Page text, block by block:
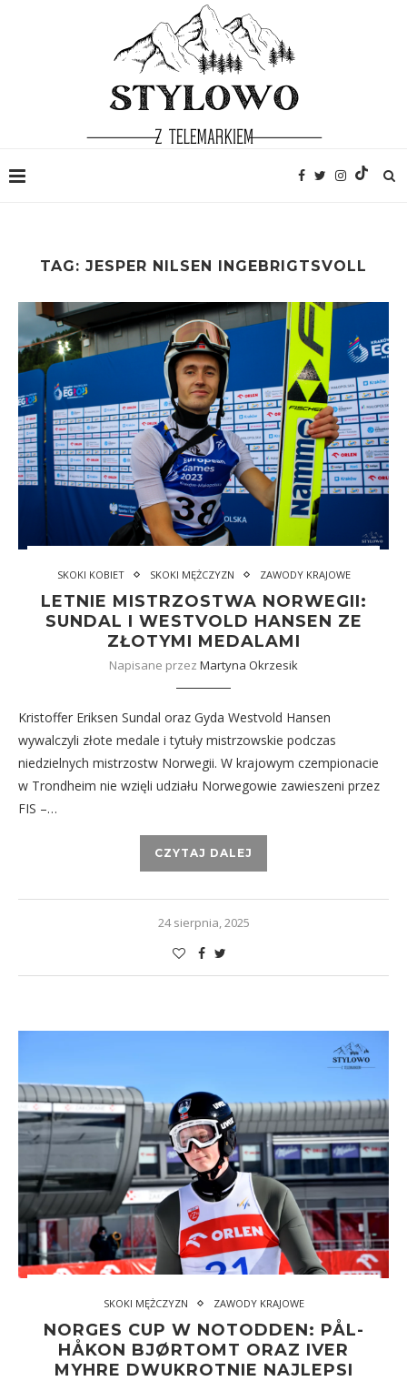
TAG: JESPER NILSEN INGEBRIGTSVOLL
SKOKI KOBIET SKOKI MĘŻCZYZN ZAWODY KRAJOWE
LETNIE MISTRZOSTWA NORWEGII:
SUNDAL I WESTVOLD HANSEN ZE
ZŁOTYMI MEDALAMI
Napisane przez Martyna Okrzesik
Kristoffer Eriksen Sundal oraz Gyda Westvold Hansen
wywalczyli złote medale i tytuły mistrzowskie podczas
niedzielnych mistrzostw Norwegii. W krajowym czempionacie
w Trondheim nie wzięli udziału Norwegowie zawieszeni przez
FIS –…
CZYTAJ DALEJ
24 sierpnia, 2025
SKOKI MĘŻCZYZN ZAWODY KRAJOWE
NORGES CUP W NOTODDEN: PÅL-
HÅKON BJØRTOMT ORAZ IVER
MYHRE DWUKROTNIE NAJLEPSI